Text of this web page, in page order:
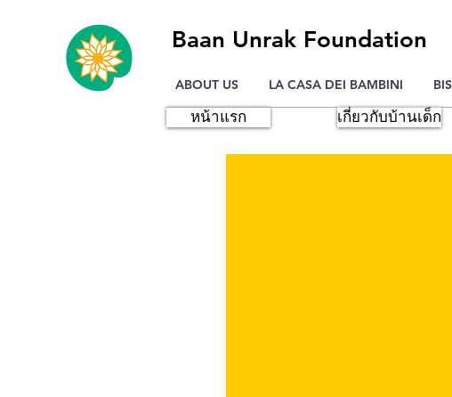
Baan Unrak Foundation
ABOUT US LA CASA DEI BAMBINI
หน้าแรก เกี่ยวกับบ้านเด็ก